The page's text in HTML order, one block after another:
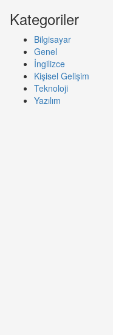
Kategoriler
Bilgisayar
Genel
İngilizce
Kişisel Gelişim
Teknoloji
Yazılım